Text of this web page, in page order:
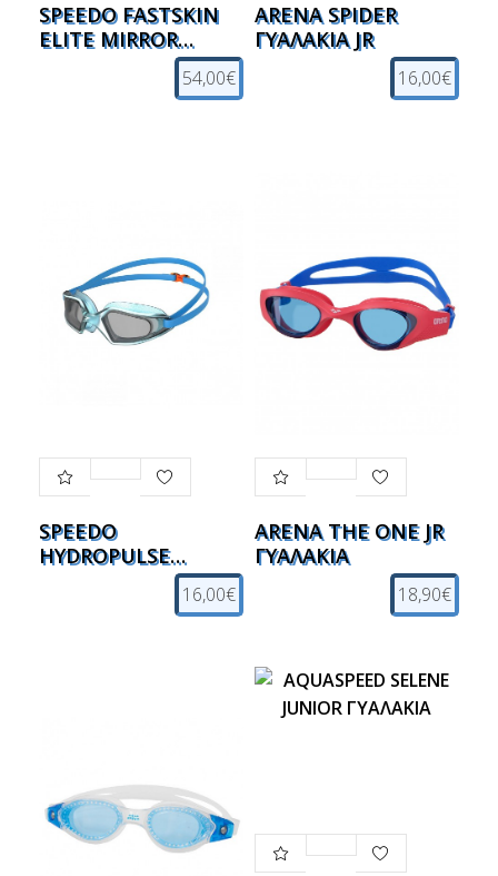
SPEEDO FASTSKIN
ELITE MIRROR
ΠΑΙΔΙΚΑ ΓΥΑΛΑΚΙΑ
54,00€
ARENA SPIDER
ΓΥΑΛΑΚΙΑ JR
16,00€
SPEEDO
HYDROPULSE
JUNIOR ΓΥΑΛΑΚΙΑ
16,00€
ARENA THE ONE JR
ΓΥΑΛΑΚΙΑ
18,90€